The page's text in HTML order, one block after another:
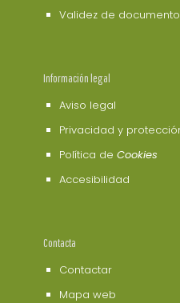
Validez de
Información legal
Aviso legal
Privacidad y
Política de Cookies
Accesibilidad
Contacta
Contactar
Mapa web